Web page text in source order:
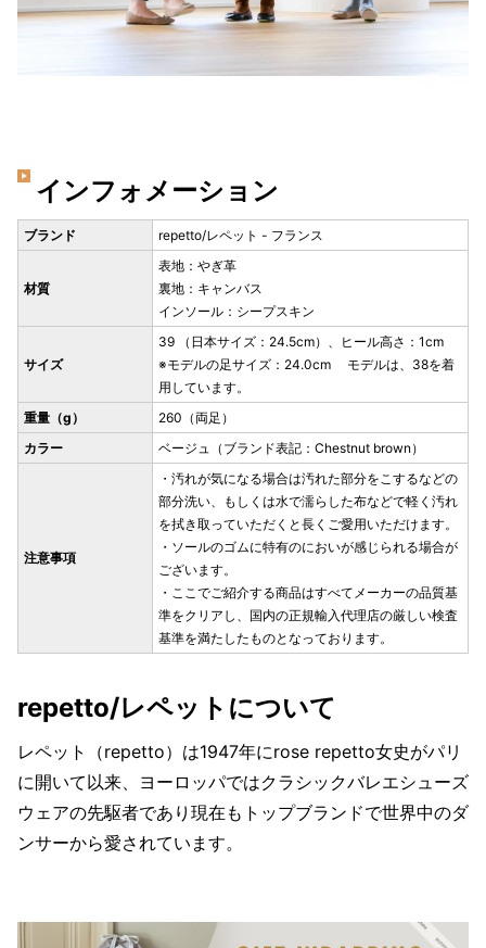
インフォメーション
ブランド repetto/レペット - フランス
材質
表地：やぎ革
裏地：キャンバス
インソール：シープスキン
サイズ
39 （日本サイズ：24.5cm）、ヒール高さ：1cm
※モデルの足サイズ：24.0cm モデルは、38を着
用しています。
重量（g）
260（両足）
カラー
ベージュ（ブランド表記：Chestnut brown）
注意事項
・汚れが気になる場合は汚れた部分をこするなどの
部分洗い、もしくは水で濡らした布などで軽く汚れ
を拭き取っていただくと長くご愛用いただけます。
・ソールのゴムに特有のにおいが感じられる場合が
ございます。
・ここでご紹介する商品はすべてメーカーの品質基
準をクリアし、国内の正規輸入代理店の厳しい検査
基準を満たしたものとなっております。
repetto/レペットについて
レペット（repetto）は1947年にrose repetto女史がパリ
に開いて以来、ヨーロッパではクラシックバレエシューズ
ウェアの先駆者であり現在もトップブランドで世界中のダ
ンサーから愛されています。